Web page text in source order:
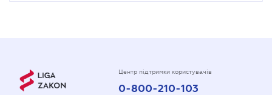
Центр підтримки користувачів
0-800-210-103